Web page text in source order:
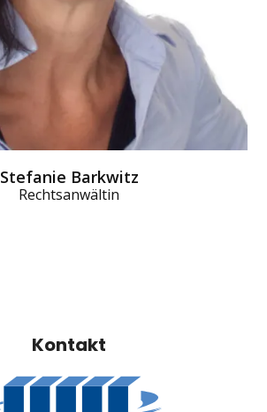
Stefanie Barkwitz
Rechtsanwältin
Kontakt